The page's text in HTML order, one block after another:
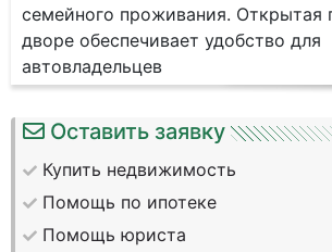
семейного проживания. Открытая
дворе обеспечивает удобство для
автовладельцев
Оставить заявку
Купить недвижимость
Помощь по ипотеке
Помощь юриста